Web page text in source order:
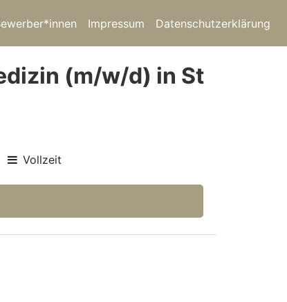
Impressum Datenschutzerklärung
(m/w/d) in St
Vollzeit